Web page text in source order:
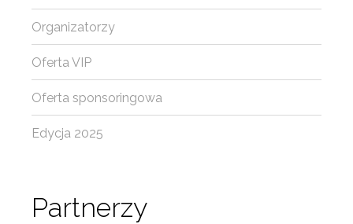
Partnerzy
Organizatorzy
Oferta VIP
Oferta sponsoringowa
Edycja 2025